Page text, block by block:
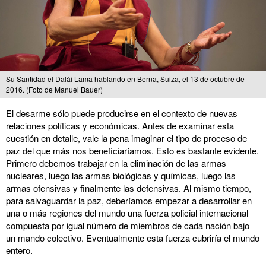
Su Santidad el Dalái Lama hablando en Berna, Suiza, el 13 de octubre de
2016. (Foto de Manuel Bauer)
El desarme sólo puede producirse en el contexto de nuevas
relaciones políticas y económicas. Antes de examinar esta
cuestión en detalle, vale la pena imaginar el tipo de proceso de
paz del que más nos beneficiaríamos. Esto es bastante evidente.
Primero debemos trabajar en la eliminación de las armas
nucleares, luego las armas biológicas y químicas, luego las
armas ofensivas y finalmente las defensivas. Al mismo tiempo,
para salvaguardar la paz, deberíamos empezar a desarrollar en
una o más regiones del mundo una fuerza policial internacional
compuesta por igual número de miembros de cada nación bajo
un mando colectivo. Eventualmente esta fuerza cubriría el mundo
entero.